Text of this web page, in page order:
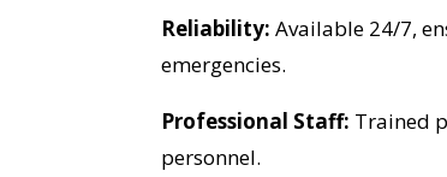
Reliability: Available 24/7,
emergencies.
Professional Staff: Trained
personnel.